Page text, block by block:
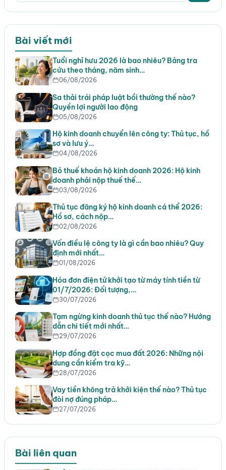
Bài viết mới
Tuổi nghỉ hưu 2026 là bao nhiêu? Bảng tra
cứu theo tháng, năm sinh…
06/08/2026
Sa thải trái pháp luật bồi thường thế nào?
Quyền lợi người lao động
05/08/2026
Hộ kinh doanh chuyển lên công ty: Thủ tục, hồ
sơ và lưu ý…
04/08/2026
Bỏ thuế khoán hộ kinh doanh 2026: Hộ kinh
doanh phải nộp thuế thế…
03/08/2026
Thủ tục đăng ký hộ kinh doanh cá thể 2026:
Hồ sơ, cách nộp…
02/08/2026
Vốn điều lệ công ty là gì cần bao nhiêu? Quy
định mới nhất…
01/08/2026
Hóa đơn điện tử khởi tạo từ máy tính tiền từ
01/7/2026: Đối tượng,…
30/07/2026
Tạm ngừng kinh doanh thủ tục thế nào? Hướng
dẫn chi tiết mới nhất…
29/07/2026
Hợp đồng đặt cọc mua đất 2026: Những nội
dung cần kiểm tra kỹ…
28/07/2026
Vay tiền không trả khởi kiện thế nào? Thủ tục
đòi nợ đúng pháp…
27/07/2026
Bài liên quan